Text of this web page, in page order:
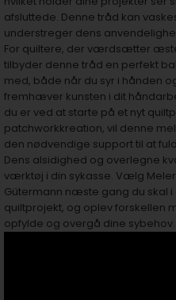
afsluttede. Denne tråd kan
understreger dens
For quiltere, der værdsætter
tilbyder denne tråd en perfekt
med, både når du syr i hånden
fremhæver kunsten i dit
du er ved at starte på et nyt
patchworkkreation, vil denne
den nødvendige support til at
Dens alsidighed og overlegne
værktøj i din sykasse. Vælg
Gütermann næste gang du skal
quiltprojekt, og oplev forskellen
opfylde og overgå dine sybehov.